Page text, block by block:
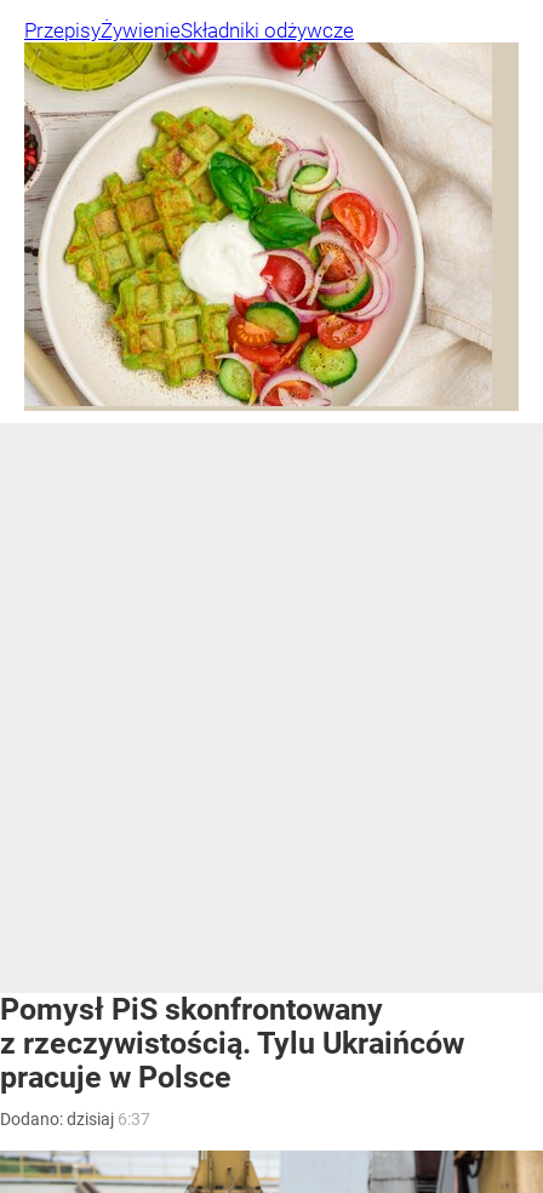
PrzepisyŻywienieSkładniki odżywcze
Pomysł PiS skonfrontowany
z rzeczywistością. Tylu Ukraińców
pracuje w Polsce
Dodano:dzisiaj 6:37